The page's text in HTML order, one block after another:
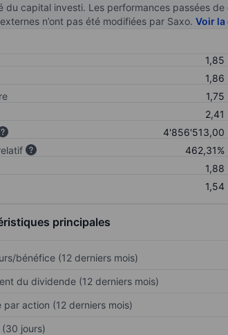
du capital investi. Les performances passées
n’ont pas été modifiées par Saxo. Voir
1,85
1,86
1,75
2,41
4'856'513,00
462,31%
1,88
1,54
principales
bénéfice (12 derniers mois)
du dividende (12 derniers mois)
par action (12 derniers mois)
jours)